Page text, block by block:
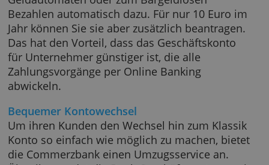
Günstige Maestro Karte verfügbar
Wenn Sie das Klassik Geschäftskonto
erhalten Sie keine Bankkarte zur Nutzung
Geldautomaten oder zum Bargeldlosen
Bezahlen automatisch dazu. Für nur 10 Euro
Jahr können Sie sie aber zusätzlich
Das hat den Vorteil, dass das Geschäftskonto
für Unternehmer günstiger ist, die alle
Zahlungsvorgänge per Online Banking
abwickeln.